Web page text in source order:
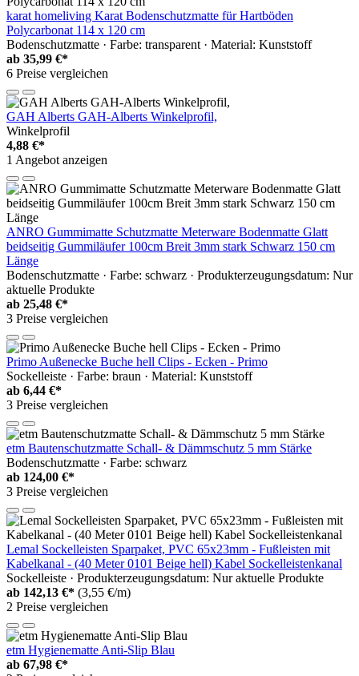
karat homeliving Karat Bodenschutzmatte für Hartböden
Polycarbonat 114 x 120 cm
Bodenschutzmatte · Farbe: transparent · Material: Kunststoff
ab 35,99 €*
6 Preise vergleichen
GAH Alberts GAH-Alberts Winkelprofil,
Winkelprofil
4,88 €*
1 Angebot anzeigen
ANRO Gummimatte Schutzmatte Meterware Bodenmatte Glatt
beidseitig Gummiläufer 100cm Breit 3mm stark Schwarz 150 cm
Länge
Bodenschutzmatte · Farbe: schwarz · Produkterzeugungsdatum: Nur
aktuelle Produkte
ab 25,48 €*
3 Preise vergleichen
Primo Außenecke Buche hell Clips - Ecken - Primo
Sockelleiste · Farbe: braun · Material: Kunststoff
ab 6,44 €*
3 Preise vergleichen
etm Bautenschutzmatte Schall- & Dämmschutz 5 mm Stärke
Bodenschutzmatte · Farbe: schwarz
ab 124,00 €*
3 Preise vergleichen
Lemal Sockelleisten Sparpaket, PVC 65x23mm - Fußleisten mit
Kabelkanal - (40 Meter 0101 Beige hell) Kabel Sockelleistenkanal
Sockelleiste · Produkterzeugungsdatum: Nur aktuelle Produkte
ab 142,13 €* (3,55 €/m)
2 Preise vergleichen
etm Hygienematte Anti-Slip Blau
ab 67,98 €*